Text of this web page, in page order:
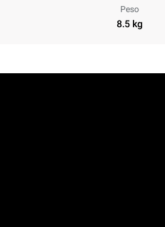
Peso
8.5 kg